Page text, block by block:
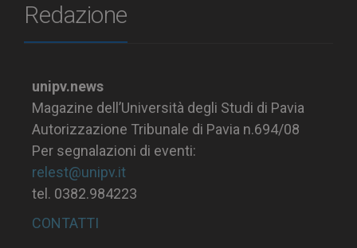
Redazione
unipv.news
Magazine dell’Università degli Studi di Pavia
Autorizzazione Tribunale di Pavia n.694/08
Per segnalazioni di eventi:
relest@unipv.it
tel. 0382.984223
CONTATTI